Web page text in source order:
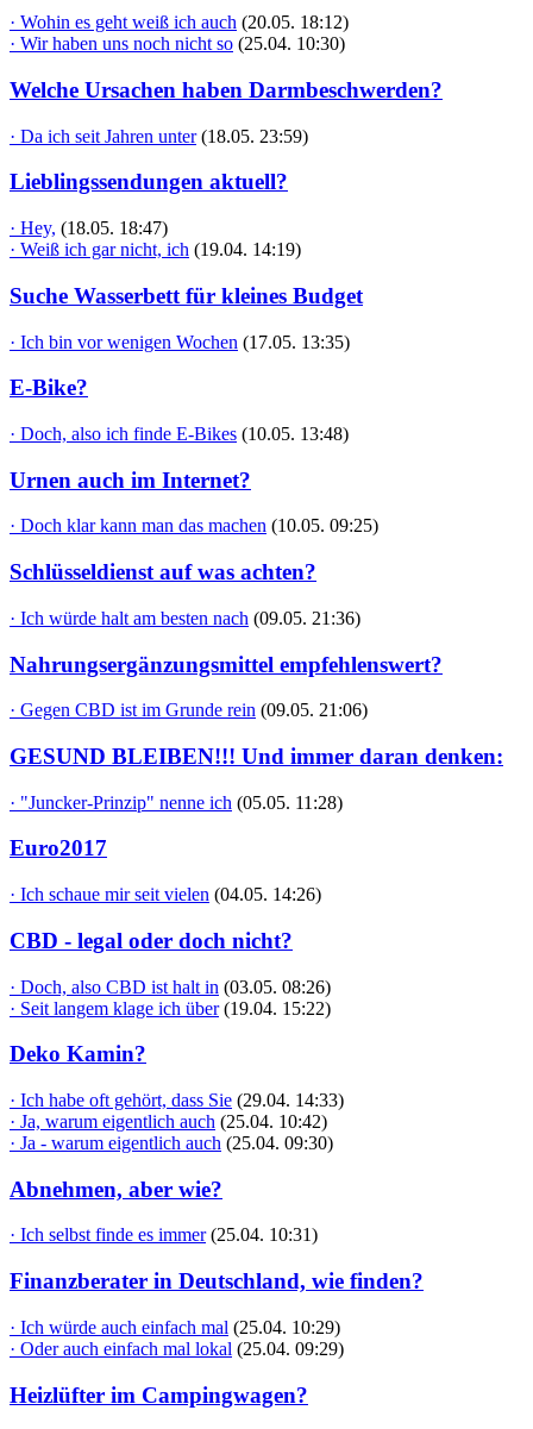
· Wohin es geht weiß ich auch (20.05. 18:12)
· Wir haben uns noch nicht so (25.04. 10:30)
Welche Ursachen haben Darmbeschwerden?
· Da ich seit Jahren unter (18.05. 23:59)
Lieblingssendungen aktuell?
· Hey, (18.05. 18:47)
· Weiß ich gar nicht, ich (19.04. 14:19)
Suche Wasserbett für kleines Budget
· Ich bin vor wenigen Wochen (17.05. 13:35)
E-Bike?
· Doch, also ich finde E-Bikes (10.05. 13:48)
Urnen auch im Internet?
· Doch klar kann man das machen (10.05. 09:25)
Schlüsseldienst auf was achten?
· Ich würde halt am besten nach (09.05. 21:36)
Nahrungsergänzungsmittel empfehlenswert?
· Gegen CBD ist im Grunde rein (09.05. 21:06)
GESUND BLEIBEN!!! Und immer daran denken:
· "Juncker-Prinzip" nenne ich (05.05. 11:28)
Euro2017
· Ich schaue mir seit vielen (04.05. 14:26)
CBD - legal oder doch nicht?
· Doch, also CBD ist halt in (03.05. 08:26)
· Seit langem klage ich über (19.04. 15:22)
Deko Kamin?
· Ich habe oft gehört, dass Sie (29.04. 14:33)
· Ja, warum eigentlich auch (25.04. 10:42)
· Ja - warum eigentlich auch (25.04. 09:30)
Abnehmen, aber wie?
· Ich selbst finde es immer (25.04. 10:31)
Finanzberater in Deutschland, wie finden?
· Ich würde auch einfach mal (25.04. 10:29)
· Oder auch einfach mal lokal (25.04. 09:29)
Heizlüfter im Campingwagen?